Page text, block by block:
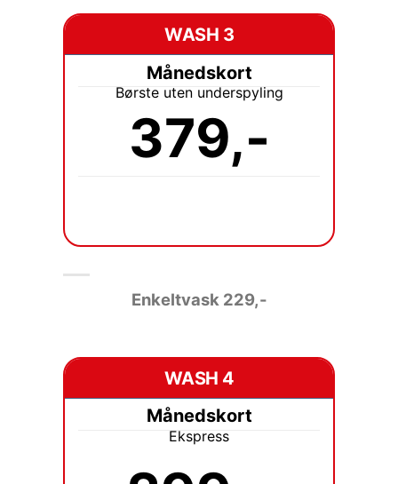
WASH 3
Månedskort
Børste uten underspyling
379,-
Enkeltvask 229,-
WASH 4
Månedskort
Ekspress